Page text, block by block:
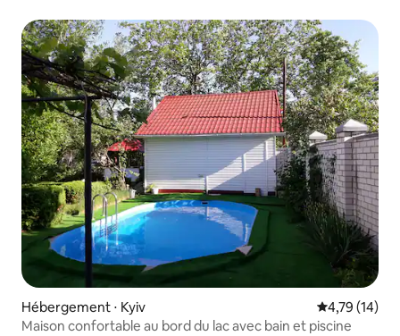
Hébergement ⋅ Kyiv Évaluation
4,79 (14)
Maison confortable au bord du lac avec bain et piscine